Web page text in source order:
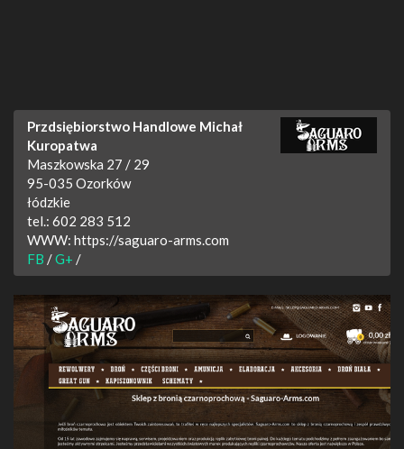
Przdsiębiorstwo Handlowe Michał
Kuropatwa
Maszkowska 27 / 29
95-035 Ozorków
łódzkie
tel.: 602 283 512
WWW: https://saguaro-arms.com
FB /G+ /